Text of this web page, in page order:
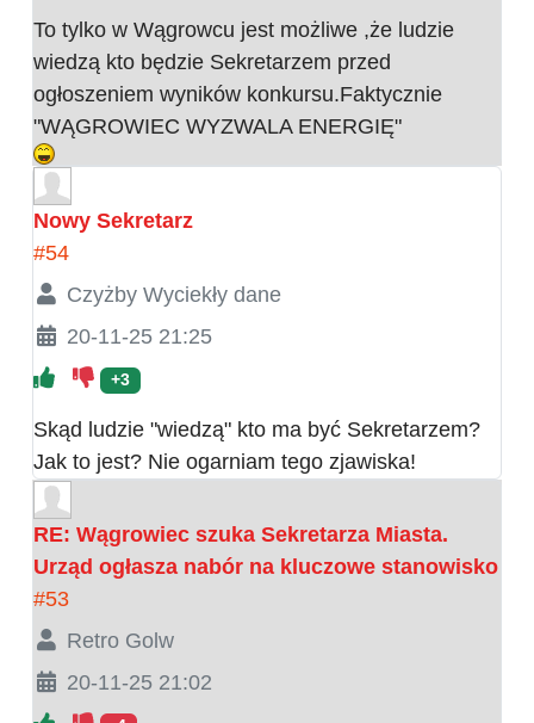
To tylko w Wągrowcu jest możliwe ,że ludzie
wiedzą kto będzie Sekretarzem przed
ogłoszeniem wyników konkursu.Faktycznie
"WĄGROWIEC WYZWALA ENERGIĘ"
Nowy Sekretarz
#54
Czyżby Wyciekły dane
20-11-25 21:25
+3
Skąd ludzie "wiedzą" kto ma być Sekretarzem?
Jak to jest? Nie ogarniam tego zjawiska!
RE: Wągrowiec szuka Sekretarza Miasta.
Urząd ogłasza nabór na kluczowe stanowisko
#53
Retro Golw
20-11-25 21:02